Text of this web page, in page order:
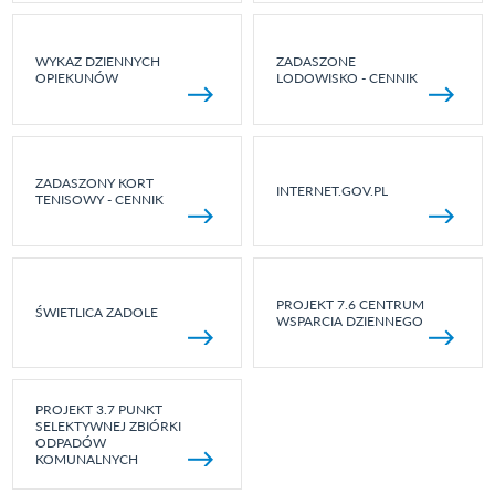
WYKAZ DZIENNYCH
OPIEKUNÓW
ZADASZONE
LODOWISKO - CENNIK
ZADASZONY KORT
TENISOWY - CENNIK
INTERNET.GOV.PL
ŚWIETLICA ZADOLE
PROJEKT 7.6 CENTRUM
WSPARCIA DZIENNEGO
PROJEKT 3.7 PUNKT
SELEKTYWNEJ ZBIÓRKI
ODPADÓW
KOMUNALNYCH